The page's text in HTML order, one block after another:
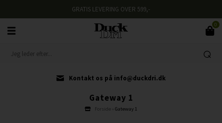
GRATIS LEVERING OVER 599,-
0
Kontakt os på info@duckdri.dk
Gateway 1
Forside Gateway 1